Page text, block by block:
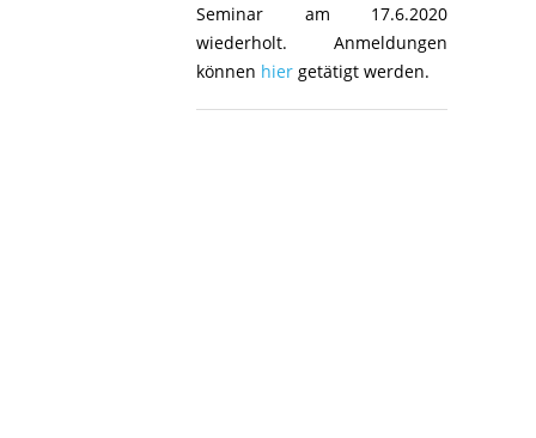
Seminar am 17.6.2020
wiederholt. Anmeldungen
können hier getätigt werden.